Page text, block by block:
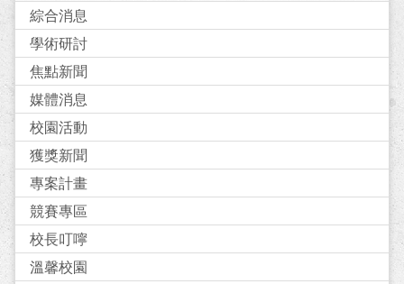
綜合消息
學術研討
焦點新聞
媒體消息
校園活動
獲獎新聞
專案計畫
競賽專區
校長叮嚀
溫馨校園